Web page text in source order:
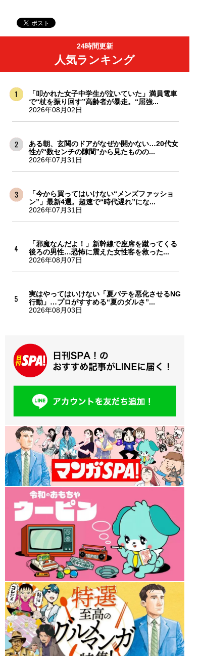
24時間更新
人気ランキング
「叩かれた女子中学生が泣いていた」満員電車
で“杖を振り回す”高齢者が暴走。“屈強...
2026年08月02日
ある朝、玄関のドアがなぜか開かない…20代女
性が“数センチの隙間”から見たものの...
2026年07月31日
「今から買ってはいけない“メンズファッショ
ン”」最新4選。超速で“時代遅れ”にな...
2026年07月31日
「邪魔なんだよ！」新幹線で座席を蹴ってくる
後ろの男性…恐怖に震えた女性客を救った...
2026年08月07日
実はやってはいけない「夏バテを悪化させるNG
行動」…プロがすすめる“夏のダルさ”...
2026年08月03日